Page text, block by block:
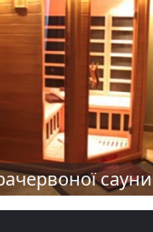
сауни